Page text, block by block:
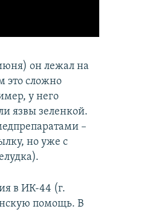
он лежал на
это сложно
у него
язвы зеленкой.
–
но уже с
в ИК-44 (г.
помощь. В